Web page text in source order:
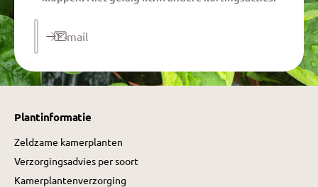
E‑mail
Plantinformatie
Zeldzame kamerplanten
Verzorgingsadvies per soort
Kamerplantenverzorging